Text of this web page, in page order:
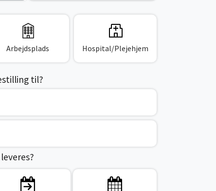
Arbejdsplads Hospital/Plejehjem
til?